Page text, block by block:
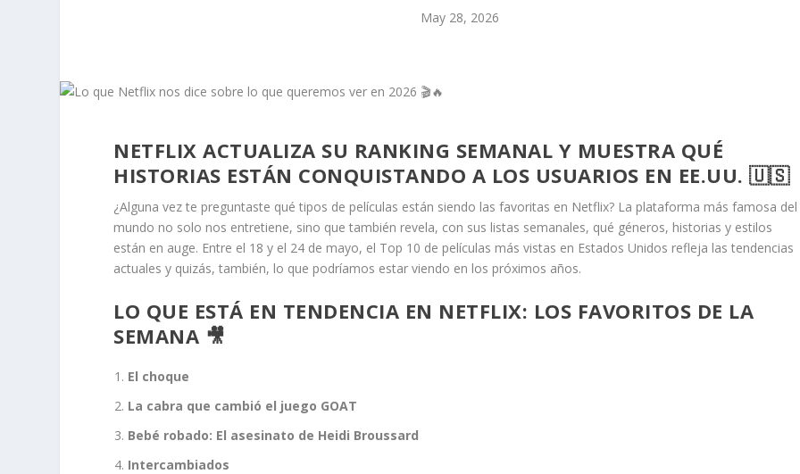
May 28, 2026
NETFLIX ACTUALIZA SU RANKING SEMANAL Y MUESTRA QUÉ
HISTORIAS ESTÁN CONQUISTANDO A LOS USUARIOS EN EE.UU. 🇺🇸
¿Alguna vez te preguntaste qué tipos de películas están siendo las favoritas en Netflix? La plataforma más famosa del
mundo no solo nos entretiene, sino que también revela, con sus listas semanales, qué géneros, historias y estilos
están en auge. Entre el 18 y el 24 de mayo, el Top 10 de películas más vistas en Estados Unidos refleja las tendencias
actuales y quizás, también, lo que podríamos estar viendo en los próximos años.
LO QUE ESTÁ EN TENDENCIA EN NETFLIX: LOS FAVORITOS DE LA
SEMANA 🎥
El choque
La cabra que cambió el juego GOAT
Bebé robado: El asesinato de Heidi Broussard
Intercambiados